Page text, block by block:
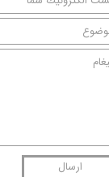
★★
ارسال